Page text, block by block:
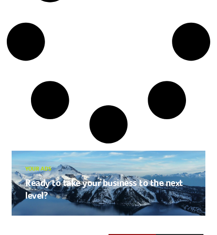
YOUR ADS
Ready to take your business to the next
level?